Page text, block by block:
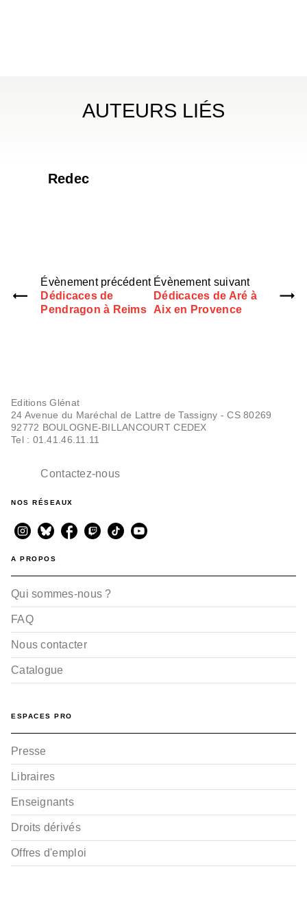
AUTEURS LIÉS
Redec
Évènement précédent
Dédicaces de
Pendragon à Reims
Évènement suivant
Dédicaces de Aré à
Aix en Provence
Editions Glénat
24 Avenue du Maréchal de Lattre de Tassigny - CS 80269
92772 BOULOGNE-BILLANCOURT CEDEX
Tel : 01.41.46.11.11
Contactez-nous
NOS RÉSEAUX
A PROPOS
Qui sommes-nous ?
FAQ
Nous contacter
Catalogue
ESPACES PRO
Presse
Libraires
Enseignants
Droits dérivés
Offres d'emploi